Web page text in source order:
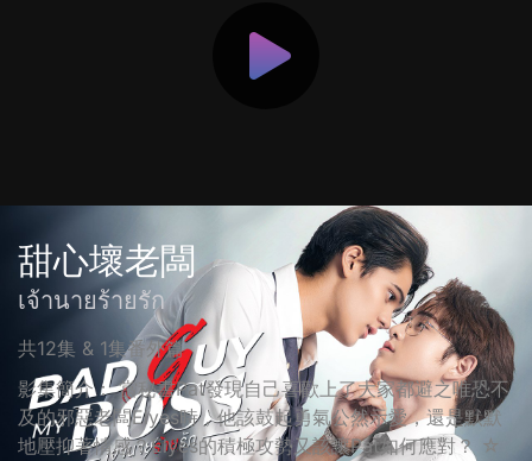
甜心壞老闆
เจ้านายร้ายรัก
共12集 & 1集番外篇
影集簡介： 當秘書Pat發現自己喜歡上了大家都避之唯恐不
及的邪惡老闆Elyes時，他該鼓起勇氣公然示愛，還是默默
地壓抑著情感？Elyes的積極攻勢又該讓Pat如何應對？ ☆